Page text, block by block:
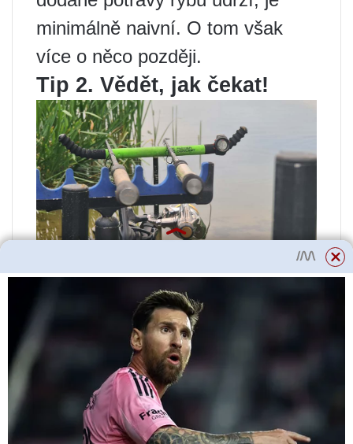
minimálně naivní. O tom však
více o něco později.
Tip 2. Vědět, jak čekat!
A to nemluvíme o žádné
konkrétní situaci, ale o rybolovu
obecně! Cejn je detailní ryba a
vůbec nemá rád rozruch.
Rybaření v aktivním tempu, lov v
počtu 30-40, časté přehazování a